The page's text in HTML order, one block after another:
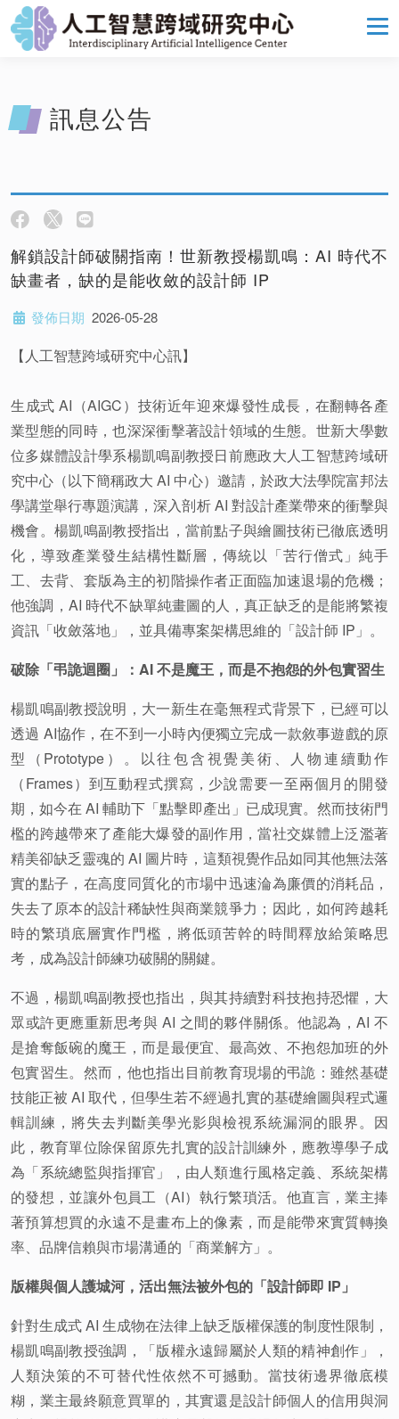
訊息公告
解鎖設計師破關指南！世新教授楊凱鳴：AI 時代不
缺畫者，缺的是能收斂的設計師 IP
發佈日期 2026-05-28
【人工智慧跨域研究中心訊】
生成式 AI（AIGC）技術近年迎來爆發性成長，在翻轉各產
業型態的同時，也深深衝擊著設計領域的生態。世新大學數
位多媒體設計學系楊凱鳴副教授日前應政大人工智慧跨域研
究中心（以下簡稱政大 AI 中心）邀請，於政大法學院富邦法
學講堂舉行專題演講，深入剖析 AI 對設計產業帶來的衝擊與
機會。楊凱鳴副教授指出，當前點子與繪圖技術已徹底透明
化，導致產業發生結構性斷層，傳統以「苦行僧式」純手
工、去背、套版為主的初階操作者正面臨加速退場的危機；
他強調，AI 時代不缺單純畫圖的人，真正缺乏的是能將繁複
資訊「收斂落地」，並具備專案架構思維的「設計師 IP」。
破除「弔詭迴圈」：AI 不是魔王，而是不抱怨的外包實習生
楊凱鳴副教授說明，大一新生在毫無程式背景下，已經可以
透過 AI協作，在不到一小時內便獨立完成一款敘事遊戲的原
型（Prototype）。以往包含視覺美術、人物連續動作
（Frames）到互動程式撰寫，少說需要一至兩個月的開發
期，如今在 AI 輔助下「點擊即產出」已成現實。然而技術門
檻的跨越帶來了產能大爆發的副作用，當社交媒體上泛濫著
精美卻缺乏靈魂的 AI 圖片時，這類視覺作品如同其他無法落
實的點子，在高度同質化的市場中迅速淪為廉價的消耗品，
失去了原本的設計稀缺性與商業競爭力；因此，如何跨越耗
時的繁瑣底層實作門檻，將低頭苦幹的時間釋放給策略思
考，成為設計師練功破關的關鍵。
不過，楊凱鳴副教授也指出，與其持續對科技抱持恐懼，大
眾或許更應重新思考與 AI 之間的夥伴關係。他認為，AI 不
是搶奪飯碗的魔王，而是最便宜、最高效、不抱怨加班的外
包實習生。然而，他也指出目前教育現場的弔詭：雖然基礎
技能正被 AI 取代，但學生若不經過扎實的基礎繪圖與程式邏
輯訓練，將失去判斷美學光影與檢視系統漏洞的眼界。因
此，教育單位除保留原先扎實的設計訓練外，應教導學子成
為「系統總監與指揮官」，由人類進行風格定義、系統架構
的發想，並讓外包員工（AI）執行繁瑣活。他直言，業主捧
著預算想買的永遠不是畫布上的像素，而是能帶來實質轉換
率、品牌信賴與市場溝通的「商業解方」。
版權與個人護城河，活出無法被外包的「設計師即 IP」
針對生成式 AI 生成物在法律上缺乏版權保護的制度性限制，
楊凱鳴副教授強調，「版權永遠歸屬於人類的精神創作」，
人類決策的不可替代性依然不可撼動。當技術邊界徹底模
糊，業主最終願意買單的，其實還是設計師個人的信用與洞